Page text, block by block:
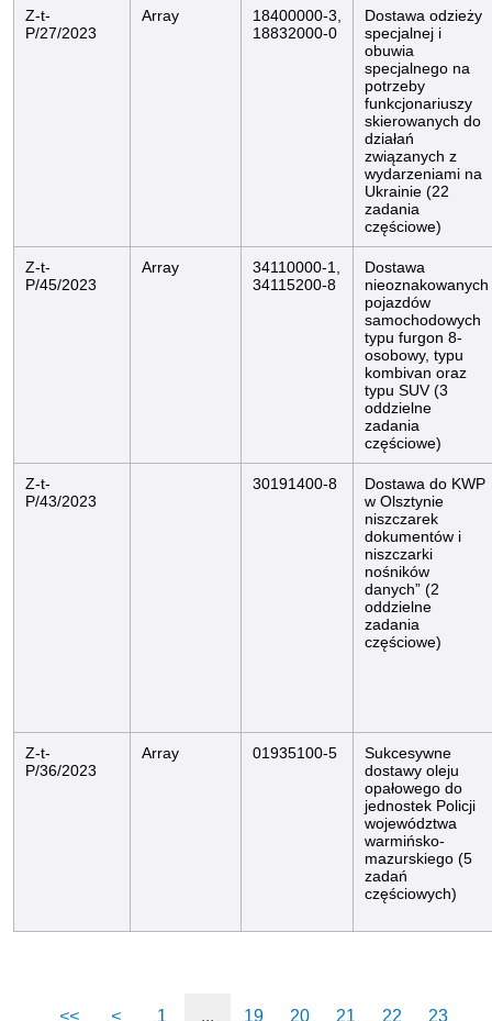
Z-t-
P/27/2023
Array
18400000-3,
18832000-0
Dostawa odzieży
specjalnej i
obuwia
specjalnego na
potrzeby
funkcjonariuszy
skierowanych do
działań
związanych z
wydarzeniami na
Ukrainie (22
zadania
częściowe)
Z-t-
P/45/2023
Array
34110000-1,
34115200-8
Dostawa
nieoznakowanych
pojazdów
samochodowych
typu furgon 8-
osobowy, typu
kombivan oraz
typu SUV (3
oddzielne
zadania
częściowe)
Z-t-
P/43/2023
30191400-8
Dostawa do KWP
w Olsztynie
niszczarek
dokumentów i
niszczarki
nośników
danych” (2
oddzielne
zadania
częściowe)
Z-t-
P/36/2023
Array 01935100-5
Sukcesywne
dostawy oleju
opałowego do
jednostek Policji
województwa
warmińsko-
mazurskiego (5
zadań
częściowych)
<< < 1 ... 19 20 21 22 23